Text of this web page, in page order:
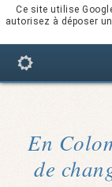
Ce site utilise
autorisez à déposer
En
de